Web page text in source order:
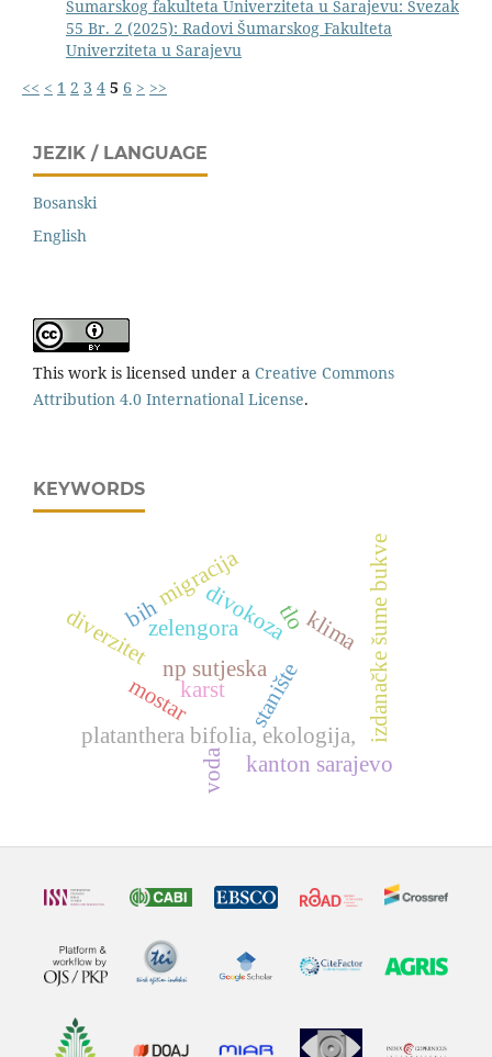
Šumarskog fakulteta Univerziteta u Sarajevu: Svezak
55 Br. 2 (2025): Radovi Šumarskog Fakulteta
Univerziteta u Sarajevu
<< < 1 2 3 4 5 6 > >>
JEZIK / LANGUAGE
Bosanski
English
This work is licensed under a Creative Commons
Attribution 4.0 International License.
KEYWORDS
stanište
divokoza
zelengora
np sutjeska
migracija
platanthera bifolia, ekologija,
karst
tlo
voda
klima
mostar izdanačke šume bukve
diverzitet
kanton sarajevo
bih